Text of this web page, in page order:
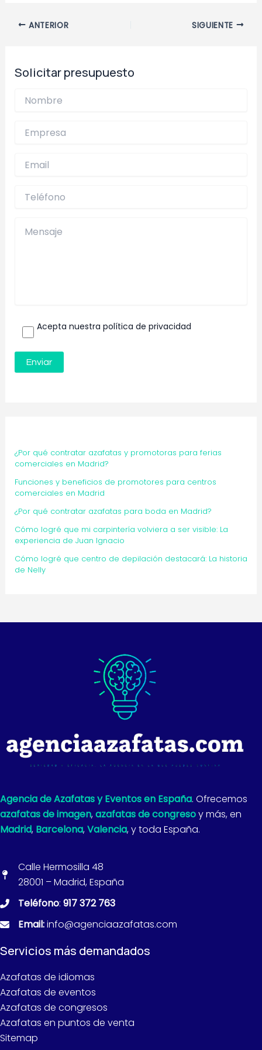
protocolo y guía de asistentes, adaptándose a
experiencia fluida y profesional.
Navegación
ANTERIOR SIGUIENTE
Solicitar presupuesto
Acepta nuestra política de privacidad
¿Por qué contratar azafatas y promotoras para ferias
comerciales en Madrid?
Funciones y beneficios de promotores para centros
comerciales en Madrid
¿Por qué contratar azafatas para boda en Madrid?
Cómo logré que mi carpintería volviera a ser visible: La
experiencia de Juan Ignacio
Cómo logré que centro de depilación destacará: La historia
de Nelly
Agencia de Azafatas y Eventos en España. Ofrecemos
azafatas de imagen,azafatas de congresoy más, en
Madrid, Barcelona,Valencia, y toda España.
Calle Hermosilla 48
28001 – Madrid, España
Teléfono: 917 372 763
Email:info@agenciaazafatas.com
Servicios más demandados
Azafatas de idiomas
Azafatas de eventos
Azafatas de congresos
Azafatas en puntos de venta
Sitemap